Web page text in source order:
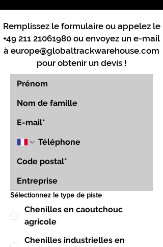
Remplissez le formulaire ou appelez le
+49 211 21061980 ou envoyez un e-mail
à europe@globaltrackwarehouse.com
pour obtenir un devis !
Sélectionnez le type de piste
Chenilles en caoutchouc
agricole
Chenilles industrielles en